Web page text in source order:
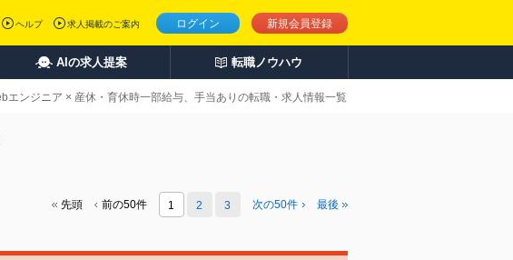
ログイン 新規会員登録
ヘルプ 求人掲載のご案内
AIの求人提案 転職ノウハウ
エンジニア × 産休・育休時一部給与、手当ありの転職・求人情報一覧
先頭 前の50件 1 2 3 次の50件 最後